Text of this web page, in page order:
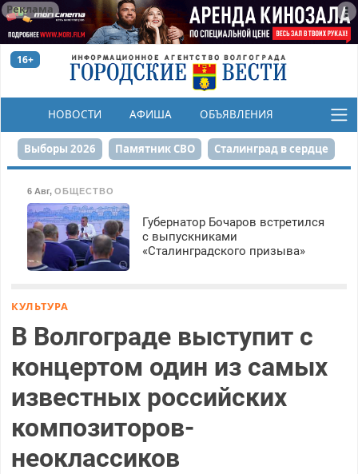
Реклама
16+
НОВОСТИ АФИША ОБЪЯВЛЕНИЯ
КОНКУРСЫ
Выборы 2026 Памятник СВО Сталинград в сердце
Реконструкция ЦПКиО На службе городу
80-летие Победы Парк Героев-летчиков
6 Авг, ОБЩЕСТВО
Губернатор Бочаров встретился
с выпускниками
«Сталинградского призыва»
КУЛЬТУРА
В Волгограде выступит с
концертом один из самых
известных российских
композиторов-
неоклассиков